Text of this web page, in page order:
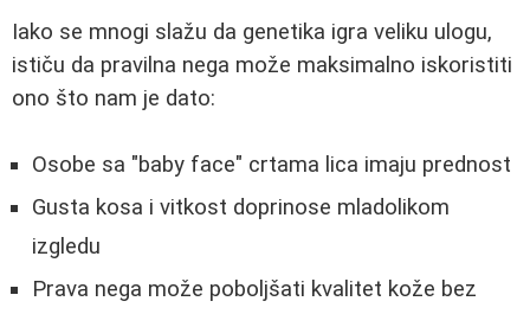
Iako se mnogi slažu da genetika igra veliku ulogu,
ističu da pravilna nega može maksimalno iskoristiti
ono što nam je dato:
Osobe sa "baby face" crtama lica imaju prednost
Gusta kosa i vitkost doprinose mladolikom
izgledu
Prava nega može poboljšati kvalitet kože bez